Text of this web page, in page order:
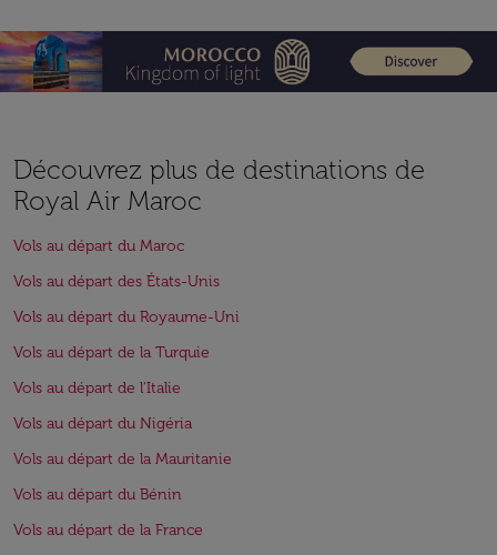
Découvrez plus de destinations de
Royal Air Maroc
Vols au départ du Maroc
Vols au départ des États-Unis
Vols au départ du Royaume-Uni
Vols au départ de la Turquie
Vols au départ de l'Italie
Vols au départ du Nigéria
Vols au départ de la Mauritanie
Vols au départ du Bénin
Vols au départ de la France